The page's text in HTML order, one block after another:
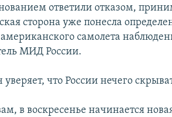
ответили отказом,
сторона уже понесла
самолета
МИД России.
что России нечего
в воскресенье начинается